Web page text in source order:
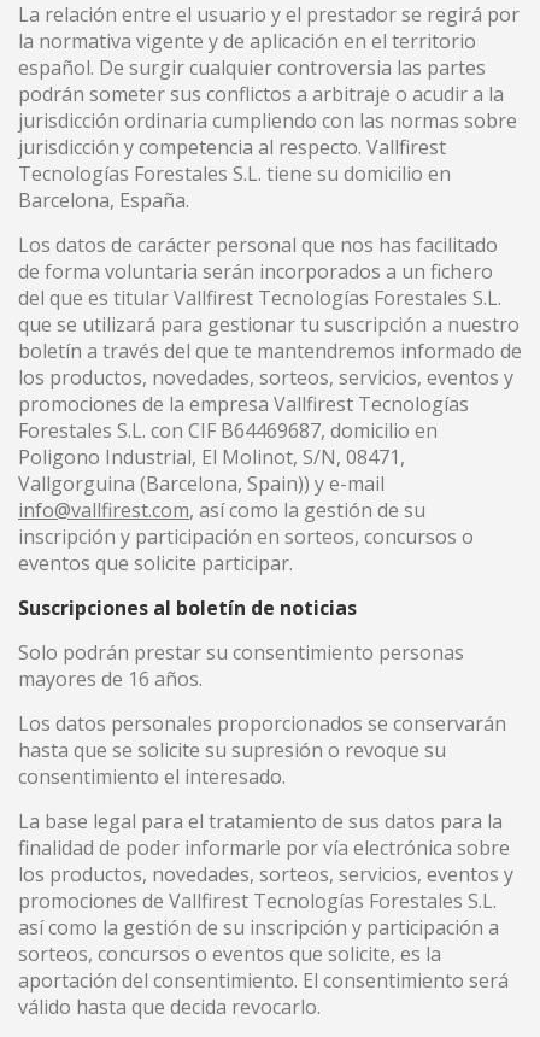
La relación entre el usuario y el prestador se regirá por
la normativa vigente y de aplicación en el territorio
español. De surgir cualquier controversia las partes
podrán someter sus conflictos a arbitraje o acudir a la
jurisdicción ordinaria cumpliendo con las normas sobre
jurisdicción y competencia al respecto. Vallfirest
Tecnologías Forestales S.L. tiene su domicilio en
Barcelona, España.
Los datos de carácter personal que nos has facilitado
de forma voluntaria serán incorporados a un fichero
del que es titular Vallfirest Tecnologías Forestales S.L.
que se utilizará para gestionar tu suscripción a nuestro
boletín a través del que te mantendremos informado de
los productos, novedades, sorteos, servicios, eventos y
promociones de la empresa Vallfirest Tecnologías
Forestales S.L. con CIF B64469687, domicilio en
Poligono Industrial, El Molinot, S/N, 08471,
Vallgorguina (Barcelona, Spain)) y e-mail
info@vallfirest.com, así como la gestión de su
inscripción y participación en sorteos, concursos o
eventos que solicite participar.
Suscripciones al boletín de noticias
Solo podrán prestar su consentimiento personas
mayores de 16 años.
Los datos personales proporcionados se conservarán
hasta que se solicite su supresión o revoque su
consentimiento el interesado.
La base legal para el tratamiento de sus datos para la
finalidad de poder informarle por vía electrónica sobre
los productos, novedades, sorteos, servicios, eventos y
promociones de Vallfirest Tecnologías Forestales S.L.
así como la gestión de su inscripción y participación a
sorteos, concursos o eventos que solicite, es la
aportación del consentimiento. El consentimiento será
válido hasta que decida revocarlo.